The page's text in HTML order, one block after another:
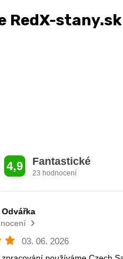
RedX-stany.sk